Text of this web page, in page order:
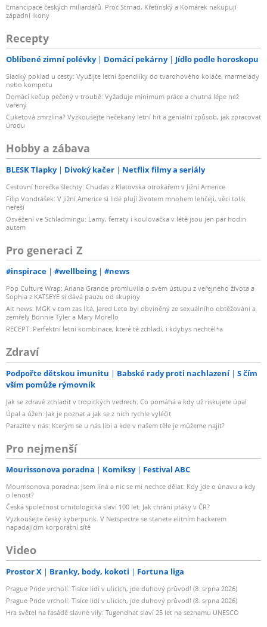
Emancipace českých miliardářů. Proč Strnad, Křetínský a Komárek nakupují
západní ikony
Recepty
Oblíbené zimní polévky Domácí pekárny Jídlo podle horoskopu
Sladký poklad u cesty: Využijte letní špendlíky do tvarohového koláče, marmelády
nebo kompotu
Domácí kečup pečený v troubě: Vyžaduje minimum práce a chutná lépe než
vařený
Cuketová zmrzlina? Vyzkoušejte nečekaný letní hit a geniální způsob, jak zpracovat
úrodu
Hobby a zábava
BLESK Tlapky Divoký kačer Netflix filmy a seriály
Cestovní horečka šlechty: Chuďas z Klatovska otrokářem v Jižní Americe
Filip Vondrášek: V Jižní Americe si lidé plují životem mnohem lehčeji, věci tolik
neřeší
Osvěžení ve Schladmingu: Lamy, ferraty i koulovačka v létě jsou jen pár hodin
autem
Pro generaci Z
#inspirace #wellbeing #news
Pop Culture Wrap: Ariana Grande promluvila o svém ústupu z veřejného života a
Sophia z KATSEYE si dává pauzu od skupiny
Alt news: MGK v tom zas lítá, Jared Leto byl obviněný ze sexuálního obtěžování a
zemřely Bonnie Tyler a Mary Morello
RECEPT: Perfektní letní kombinace, které tě zchladí, i kdybys nechtěl*a
Zdraví
Podpořte dětskou imunitu Babské rady proti nachlazení
S čím
vším pomůže rýmovník
Jak se zdravě zchladit v tropických vedrech: Co pomáhá a kdy už riskujete úpal
Úpal a úžeh: Jak je poznat a jak se z nich rychle vyléčit
Parazité v nás: Kterým se u nás líbí a kde v našem těle je můžeme najít?
Pro nejmenší
Mourissonova poradna Komiksy Festival ABC
Mourrisonova poradna: Jsem líná a nic se mi nechce dělat: Kdy jde o únavu a kdy
o lenost?
Česká společnost ornitologická slaví 100 let: Jak chrání ptáky v ČR?
Vyzkoušejte český kyberpunk. V Netspectre se stanete elitním hackerem
napadajícím korporátní sítě
Video
Prostor X Branky, body, kokoti Fortuna liga
Prague Pride vrcholí: Tisíce lidí v ulicích, jde duhový průvod! (8. srpna 2026)
Prague Pride vrcholí: Tisíce lidí v ulicích, jde duhový průvod! (8. srpna 2026)
Hra světel na fasádě slavné vily: Tugendhat slaví 25 let na seznamu UNESCO